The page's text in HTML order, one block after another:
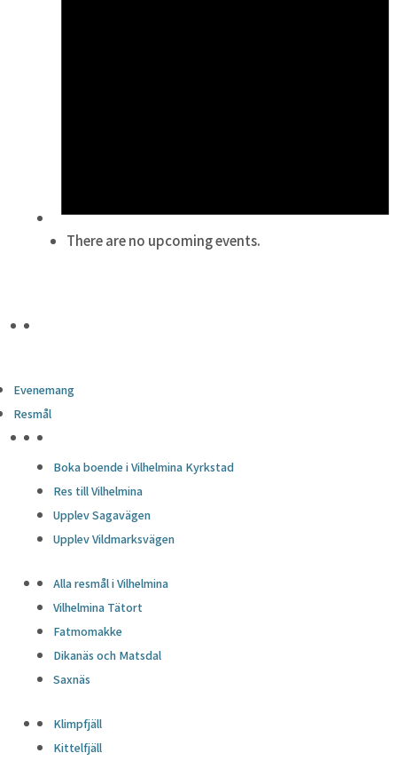
There are no upcoming events.
Evenemang
Resmål
Boka boende i Vilhelmina Kyrkstad
Res till Vilhelmina
Upplev Sagavägen
Upplev Vildmarksvägen
Alla resmål i Vilhelmina
Vilhelmina Tätort
Fatmomakke
Dikanäs och Matsdal
Saxnäs
Klimpfjäll
Kittelfjäll